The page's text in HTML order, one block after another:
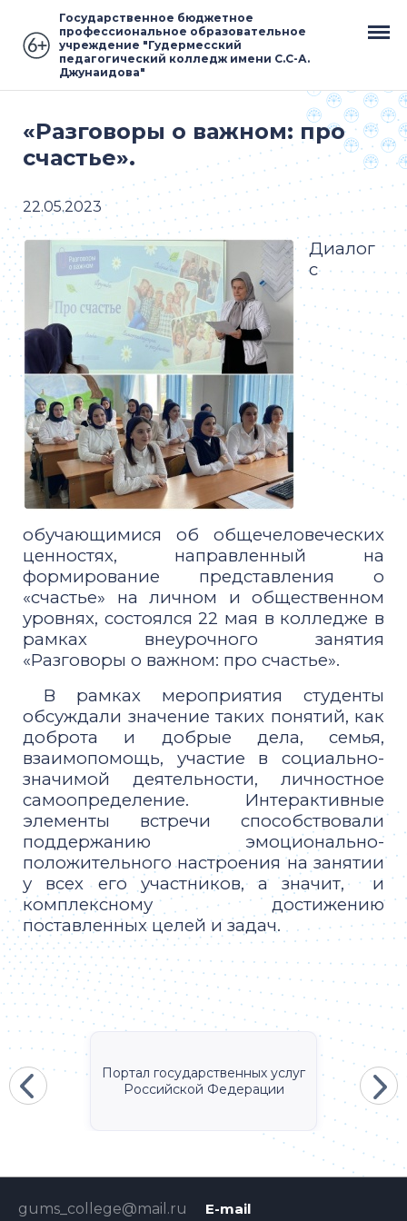
Государственное бюджетное
профессиональное образовательное
учреждение "Гудермесский
педагогический колледж имени С.С-А.
Джунаидова"
«Разговоры о важном: про
счастье».
22.05.2023
Диалог
с
обучающимися об общечеловеческих
ценностях, направленный на
формирование представления о
«счастье» на личном и общественном
уровнях, состоялся 22 мая в колледже в
рамках внеурочного занятия
«Разговоры о важном: про счастье».
В рамках мероприятия студенты
обсуждали значение таких понятий, как
доброта и добрые дела, семья,
взаимопомощь, участие в социально-
значимой деятельности, личностное
самоопределение. Интерактивные
элементы встречи способствовали
поддержанию эмоционально-
положительного настроения на занятии
у всех его участников, а значит, и
комплексному достижению
поставленных целей и задач.
Портал государственных услуг
Российской Федерации
E-mail
gums_college@mail.ru